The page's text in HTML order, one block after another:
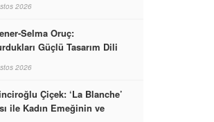
2026
Selma Oruç:
Güçlü Tasarım Dili
İmzalarını Attılar
2026
Çiçek: ‘La Blanche’
ile Kadın Emeğinin ve